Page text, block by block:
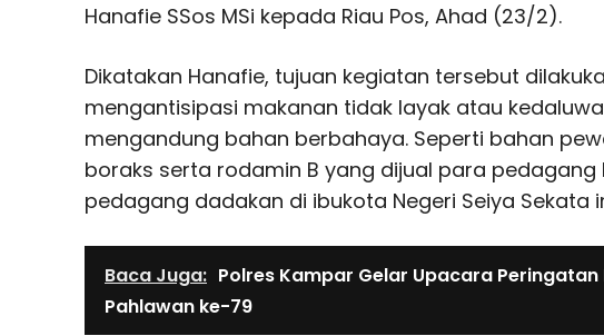
Hanafie SSos MSi kepada Riau Pos, Ahad (23/2).
Dikatakan Hanafie, tujuan kegiatan tersebut
mengantisipasi makanan tidak layak atau
mengandung bahan berbahaya. Seperti bahan
boraks serta rodamin B yang dijual para pedagang
pedagang dadakan di ibukota Negeri Seiya Sekata
Baca Juga: Polres Kampar Gelar Upacara Peringatan
Pahlawan ke-79